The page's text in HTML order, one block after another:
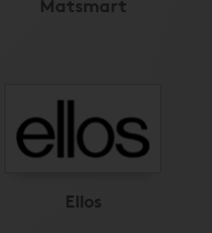
Ellos